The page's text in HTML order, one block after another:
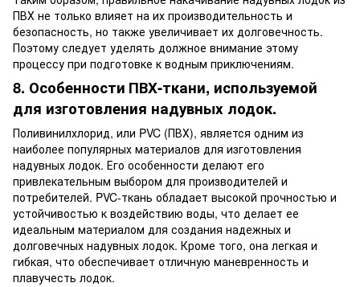
ПВХ не только влияет на их производительность и
безопасность, но также увеличивает их долговечность.
Поэтому следует уделять должное внимание этому
процессу при подготовке к водным приключениям.
8. Особенности ПВХ-ткани, используемой
для изготовления надувных лодок.
Поливинилхлорид, или PVC (ПВХ), является одним из
наиболее популярных материалов для изготовления
надувных лодок. Его особенности делают его
привлекательным выбором для производителей и
потребителей. PVC-ткань обладает высокой прочностью и
устойчивостью к воздействию воды, что делает ее
идеальным материалом для создания надежных и
долговечных надувных лодок. Кроме того, она легкая и
гибкая, что обеспечивает отличную маневренность и
плавучесть лодок.